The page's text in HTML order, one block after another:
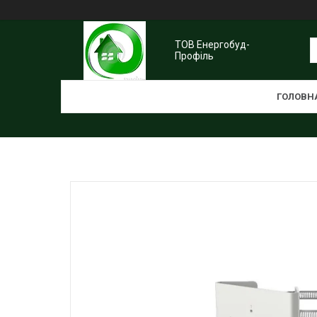
ТОВ Енергобуд-
Профіль